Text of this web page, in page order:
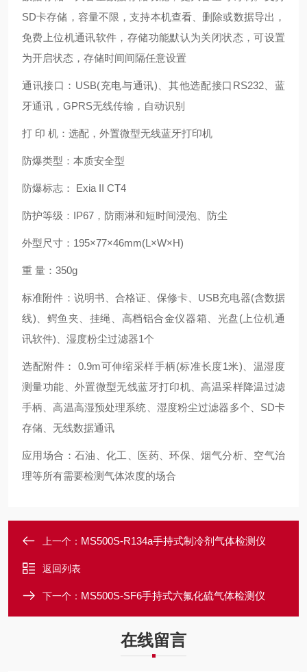
SD卡存储，容量不限，支持本机查看、删除或数据导出，
免费上位机通讯软件，存储功能默认为关闭状态，可设置
为开启状态，存储时间间隔任意设置
通讯接口：USB(充电与通讯)、其他选配接口RS232、蓝
牙通讯，GPRS无线传输，自动识别
打 印 机：选配，外置微型无线蓝牙打印机
防爆类型：本质安全型
防爆标志： Exia II CT4
防护等级：IP67，防雨淋和短时间浸泡、防尘
外型尺寸：195×77×46mm(L×W×H)
重 量：350g
标准附件：说明书、合格证、保修卡、USB充电器(含数据
线)、鳄鱼夹、挂绳、高档铝合金仪器箱、光盘(上位机通
讯软件)、湿度粉尘过滤器1个
选配附件： 0.9m可伸缩采样手柄(标准长度1米)、温湿度
测量功能、外置微型无线蓝牙打印机、高温采样降温过滤
手柄、高温高湿预处理系统、湿度粉尘过滤器多个、SD卡
存储、无线数据通讯
应用场合：石油、化工、医药、环保、烟气分析、空气治
理等所有需要检测气体浓度的场合
上一个： MS500S-R134a手持式制冷剂气体检测仪
返回列表
下一个： MS500S-SF6手持式六氟化硫气体检测仪
在线留言